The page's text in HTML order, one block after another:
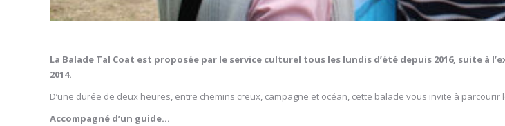
La Balade Tal Coat est proposée par le service culturel tous les lundis d’été depuis 2016, suite à
2014.
D’une durée de deux heures, entre chemins creux, campagne et océan, cette balade vous invite à parcourir
Accompagné d’un guide…